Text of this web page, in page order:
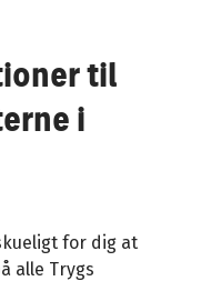
til
i
for dig at
alle Trygs